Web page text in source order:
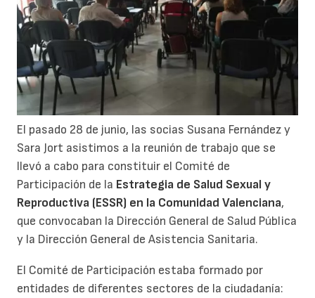
El pasado 28 de junio, las socias Susana Fernández y
Sara Jort asistimos a la reunión de trabajo que se
llevó a cabo para constituir el Comité de
Participación de la Estrategia de Salud Sexual y
Reproductiva (ESSR) en la Comunidad Valenciana,
que convocaban la Dirección General de Salud Pública
y la Dirección General de Asistencia Sanitaria.
El Comité de Participación estaba formado por
entidades de diferentes sectores de la ciudadanía: